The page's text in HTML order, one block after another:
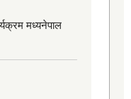
मध्यनेपाल